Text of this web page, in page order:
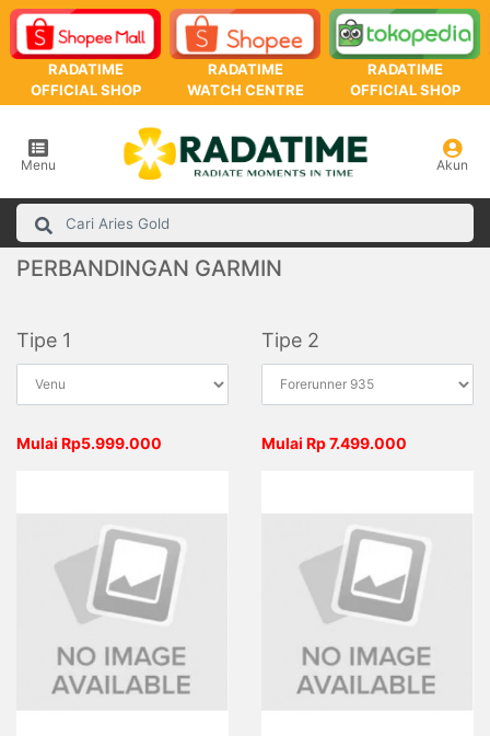
RADATIME
OFFICIAL SHOP
RADATIME
WATCH CENTRE
RADATIME
OFFICIAL SHOP
Menu Akun
PERBANDINGAN GARMIN
Tipe 1 Tipe 2
Mulai Rp5.999.000 Mulai Rp 7.499.000